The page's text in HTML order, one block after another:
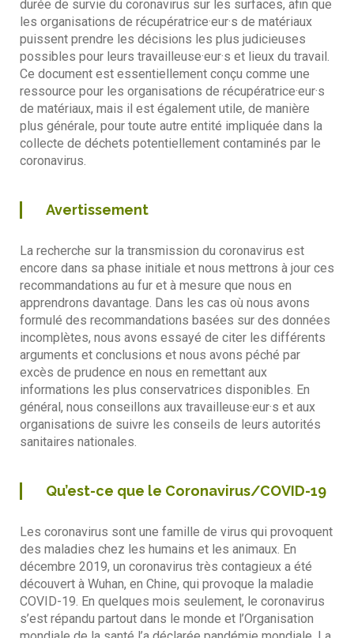
durée de survie du coronavirus sur les surfaces, afin que
les organisations de récupératrice·eur·s de matériaux
puissent prendre les décisions les plus judicieuses
possibles pour leurs travailleuse·eur·s et lieux du travail.
Ce document est essentiellement conçu comme une
ressource pour les organisations de récupératrice·eur·s
de matériaux, mais il est également utile, de manière
plus générale, pour toute autre entité impliquée dans la
collecte de déchets potentiellement contaminés par le
coronavirus.
Avertissement
La recherche sur la transmission du coronavirus est
encore dans sa phase initiale et nous mettrons à jour ces
recommandations au fur et à mesure que nous en
apprendrons davantage. Dans les cas où nous avons
formulé des recommandations basées sur des données
incomplètes, nous avons essayé de citer les différents
arguments et conclusions et nous avons péché par
excès de prudence en nous en remettant aux
informations les plus conservatrices disponibles. En
général, nous conseillons aux travailleuse·eur·s et aux
organisations de suivre les conseils de leurs autorités
sanitaires nationales.
Qu’est-ce que le Coronavirus/COVID-19
Les coronavirus sont une famille de virus qui provoquent
des maladies chez les humains et les animaux. En
décembre 2019, un coronavirus très contagieux a été
découvert à Wuhan, en Chine, qui provoque la maladie
COVID-19. En quelques mois seulement, le coronavirus
s’est répandu partout dans le monde et l’Organisation